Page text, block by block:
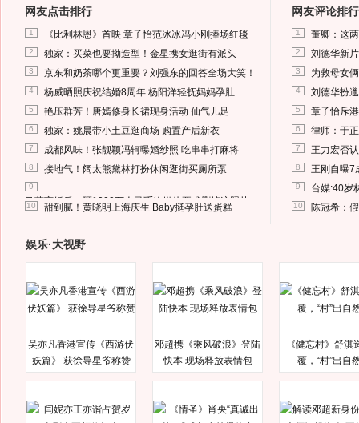
网友点击排行
1 《比利林恩》首映 章子怡范冰冰冯小刚捧场红毯
2 独家：买菜也要拗造型！金星携女逛街有派头
3 京东和奶茶哪个更重要？刘强东的回答全场大笑！
4 杨威晒照庆祝结婚8周年 杨阳洋轻抚妈妈孕肚
5 艳压群芳！唐嫣修身长裙现身活动 仙气儿足
6 独家：姚晨带小土豆逛商场 购置产后新衣
7 成都风味！张靓颖冯轲曝婚纱照 吃串串打麻将
8 接地气！阔太熊黛林打扮休闲逛街买厕所泵
9
马蓉离婚后，砸1000万人民币给媒体要求删掉这照片
10 甜到腻！黄晓明上海庆生 Baby挺孕肚送蛋糕
网友评论排行
1 董卿：这
2 刘德华新
3 为救母女
4 刘德华扮
5 章子怡斥
6 律师：于
7 王力宏否
8 王刚自曝7
9 台媒:40岁
10 陈冠希：
娱乐·大视野
吴亦凡香港宣传《西游伏
妖篇》 获徐导星爷称赞
邓超携《乘风破浪》登陆
快本 现场释放表情包
《健忘村》舒淇
覆，“村”出自